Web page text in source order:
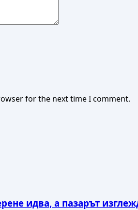
for the next time I comment.
идва, а пазарът